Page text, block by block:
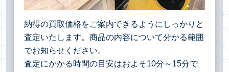
納得の買取価格をご案内できるようにしっかりと
査定いたします。商品の内容について分かる範囲
でお知らせください。
査定にかかる時間の目安はおよそ10分～15分で